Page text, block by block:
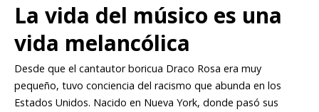
La vida del músico es una
vida melancólica
Desde que el cantautor boricua Draco Rosa era muy
pequeño, tuvo conciencia del racismo que abunda en los
Estados Unidos. Nacido en Nueva York, donde pasó sus